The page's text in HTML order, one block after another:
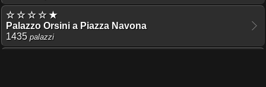
☆ ☆ ☆ ☆ ★
Palazzo Orsini a Piazza Navona
1435 palazzi